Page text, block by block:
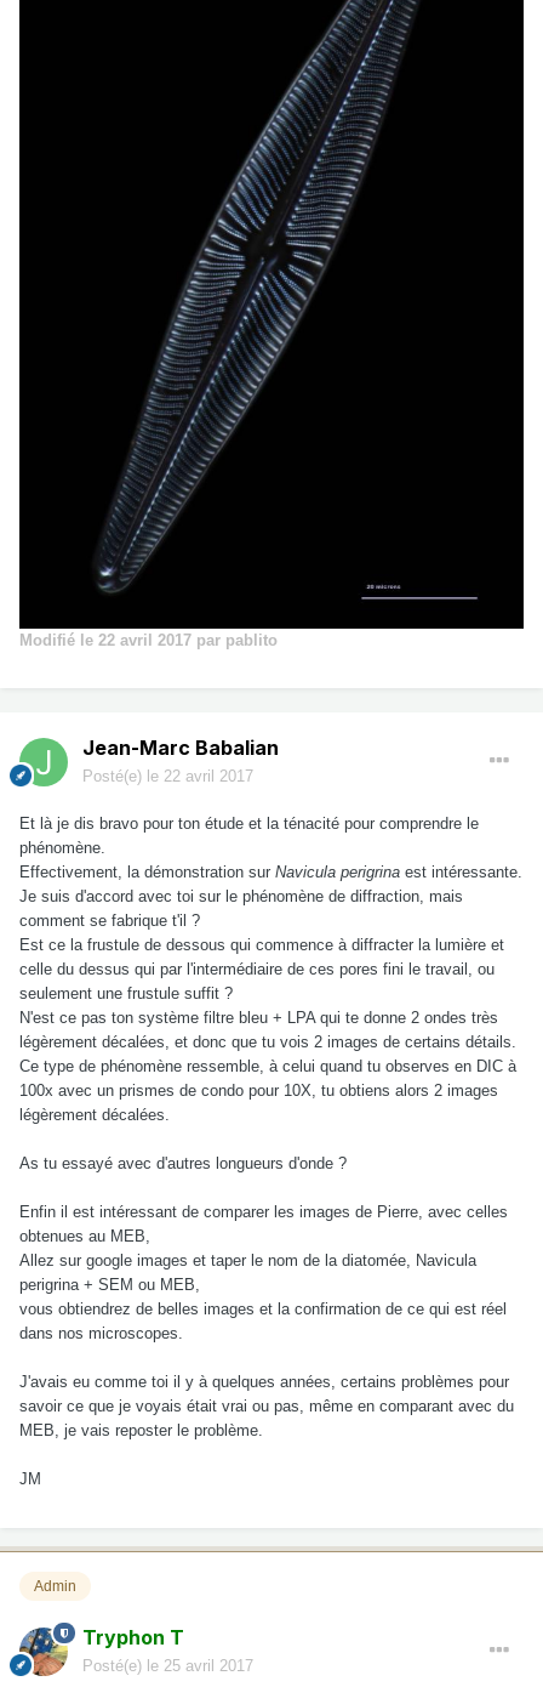
Modifié le 22 avril 2017 par pablito
Jean-Marc Babalian
Posté(e) le 22 avril 2017
Et là je dis bravo pour ton étude et la ténacité pour comprendre le
phénomène.
Effectivement, la démonstration sur Navicula perigrina est intéressante.
Je suis d'accord avec toi sur le phénomène de diffraction, mais
comment se fabrique t'il ?
Est ce la frustule de dessous qui commence à diffracter la lumière et
celle du dessus qui par l'intermédiaire de ces pores fini le travail, ou
seulement une frustule suffit ?
N'est ce pas ton système filtre bleu + LPA qui te donne 2 ondes très
légèrement décalées, et donc que tu vois 2 images de certains détails.
Ce type de phénomène ressemble, à celui quand tu observes en DIC à
100x avec un prismes de condo pour 10X, tu obtiens alors 2 images
légèrement décalées.
As tu essayé avec d'autres longueurs d'onde ?
Enfin il est intéressant de comparer les images de Pierre, avec celles
obtenues au MEB,
Allez sur google images et taper le nom de la diatomée, Navicula
perigrina + SEM ou MEB,
vous obtiendrez de belles images et la confirmation de ce qui est réel
dans nos microscopes.
J'avais eu comme toi il y à quelques années, certains problèmes pour
savoir ce que je voyais était vrai ou pas, même en comparant avec du
MEB, je vais reposter le problème.
JM
Admin
Tryphon T
Posté(e) le 25 avril 2017